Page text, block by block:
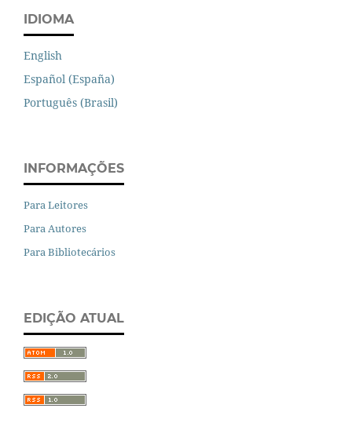
IDIOMA
English
Español (España)
Português (Brasil)
INFORMAÇÕES
Para Leitores
Para Autores
Para Bibliotecários
EDIÇÃO ATUAL